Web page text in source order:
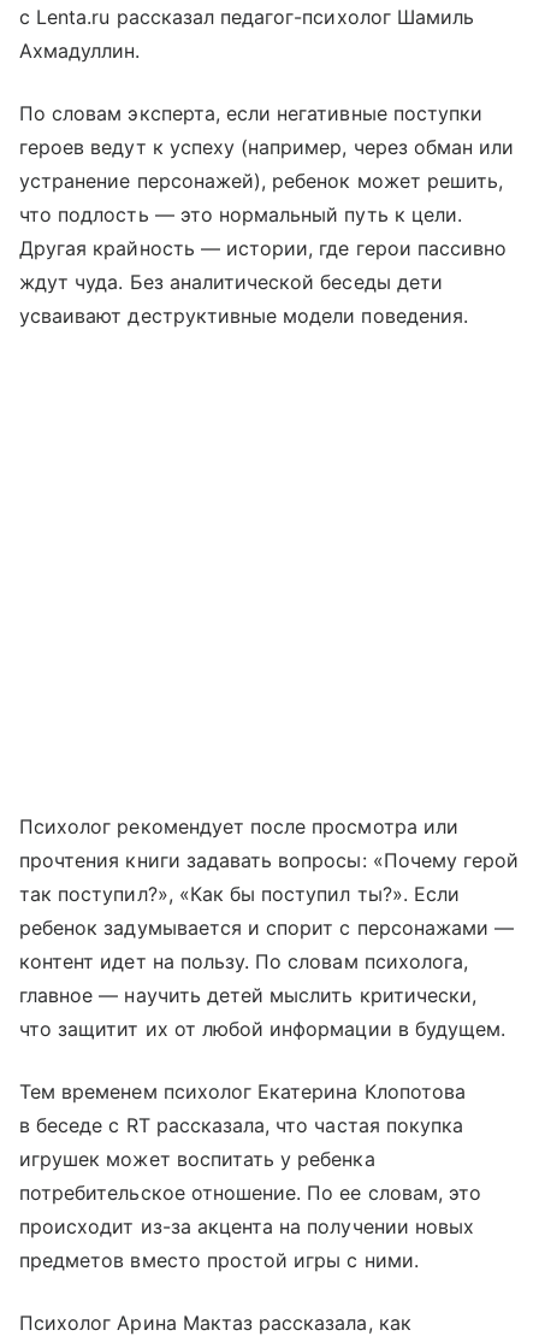
с Lenta.ru рассказал педагог-психолог Шамиль
Ахмадуллин.
По словам эксперта, если негативные поступки
героев ведут к успеху (например, через обман или
устранение персонажей), ребенок может решить,
что подлость — это нормальный путь к цели.
Другая крайность — истории, где герои пассивно
ждут чуда. Без аналитической беседы дети
усваивают деструктивные модели поведения.
Психолог рекомендует после просмотра или
прочтения книги задавать вопросы: «Почему герой
так поступил?», «Как бы поступил ты?». Если
ребенок задумывается и спорит с персонажами —
контент идет на пользу. По словам психолога,
главное — научить детей мыслить критически,
что защитит их от любой информации в будущем.
Тем временем психолог Екатерина Клопотова
в беседе с RT рассказала, что частая покупка
игрушек может воспитать у ребенка
потребительское отношение. По ее словам, это
происходит из-за акцента на получении новых
предметов вместо простой игры с ними.
Психолог Арина Мактаз рассказала, как